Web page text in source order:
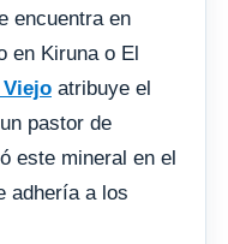
encuentra en
en Kiruna o El
atribuye el
pastor de
este mineral en el
adhería a los